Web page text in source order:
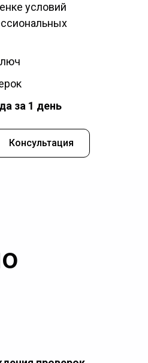
условий
за 1 день
Консультация